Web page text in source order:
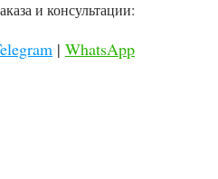
и консультации:
| WhatsApp